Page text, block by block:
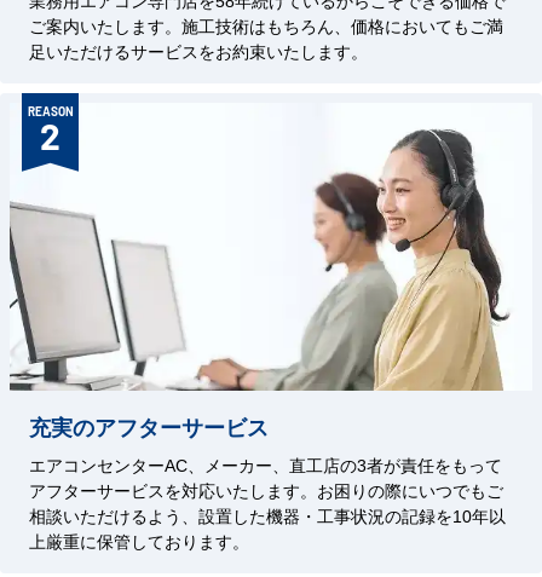
ご案内いたします。施工技術はもちろん、価格においてもご満
足いただけるサービスをお約束いたします。
REASON
2
充実のアフターサービス
エアコンセンターAC、メーカー、直工店の3者が責任をもって
アフターサービスを対応いたします。お困りの際にいつでもご
相談いただけるよう、設置した機器・工事状況の記録を10年以
上厳重に保管しております。